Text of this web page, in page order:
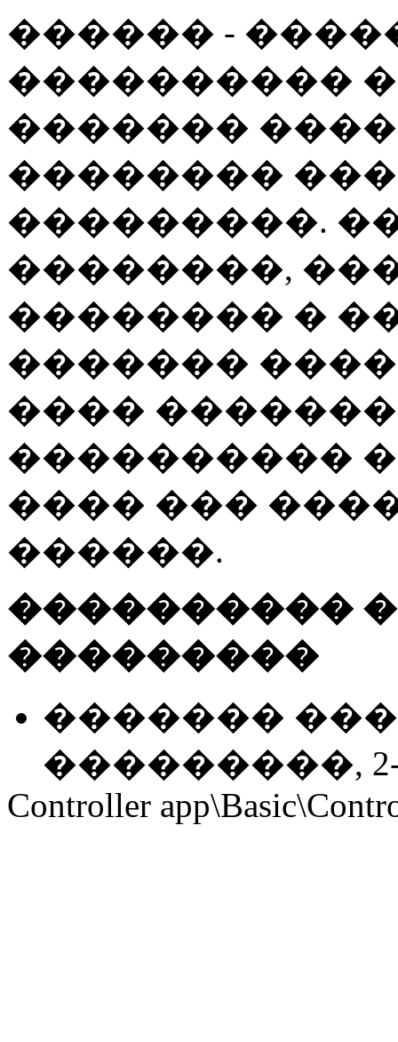
������ -
����������
�������
��������
���������.
��������,
�������� �
�������
����
����������
���� ���
������.
����������
���������
�������
���������, 2-
Controller